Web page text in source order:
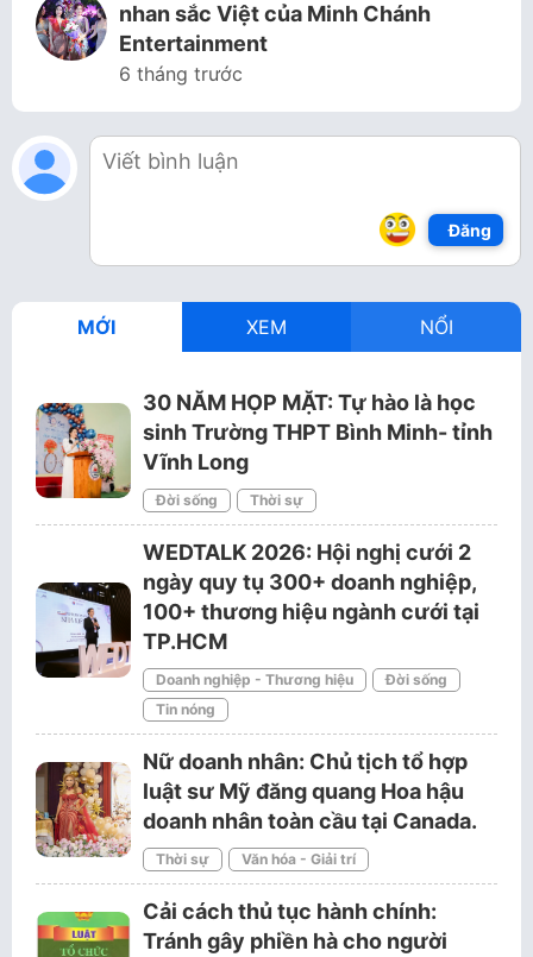
nhan sắc Việt của Minh Chánh
Entertainment
6 tháng trước
Đăng
MỚI XEM NỔI
30 NĂM HỌP MẶT: Tự hào là học
sinh Trường THPT Bình Minh- tỉnh
Vĩnh Long
Đời sống Thời sự
WEDTALK 2026: Hội nghị cưới 2
ngày quy tụ 300+ doanh nghiệp,
100+ thương hiệu ngành cưới tại
TP.HCM
Doanh nghiệp - Thương hiệu
Đời sống
Tin nóng
Nữ doanh nhân: Chủ tịch tổ hợp
luật sư Mỹ đăng quang Hoa hậu
doanh nhân toàn cầu tại Canada.
Thời sự Văn hóa - Giải trí
Cải cách thủ tục hành chính:
Tránh gây phiền hà cho người